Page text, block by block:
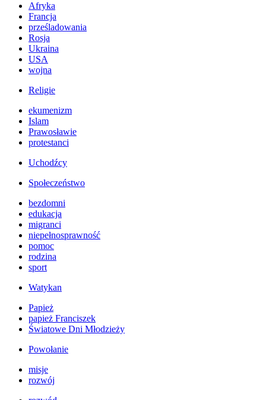
Afryka
Francja
prześladowania
Rosja
Ukraina
USA
wojna
Religie
ekumenizm
Islam
Prawosławie
protestanci
Uchodźcy
Społeczeństwo
bezdomni
edukacja
migranci
niepełnosprawność
pomoc
rodzina
sport
Watykan
Papież
papież Franciszek
Światowe Dni Młodzieży
Powołanie
misje
rozwój